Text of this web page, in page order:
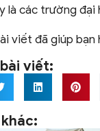
là các trường đại
viết đã giúp bạn
viết: